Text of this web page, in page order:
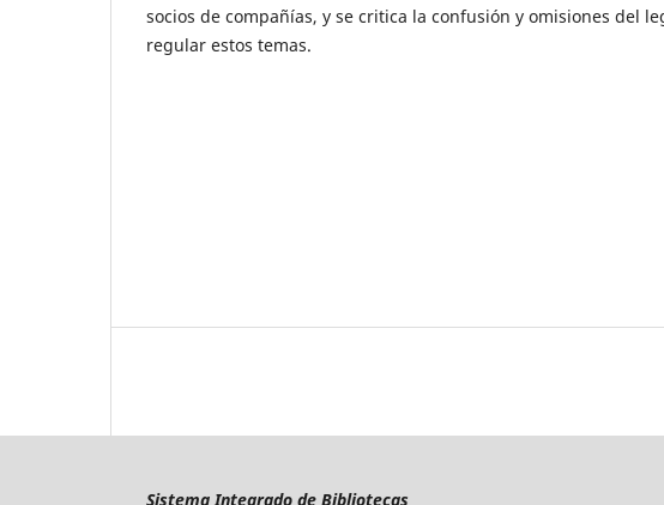
socios de compañías, y se critica la confusión y omisiones del
regular estos temas.
Sistema Integrado de Bibliotecas